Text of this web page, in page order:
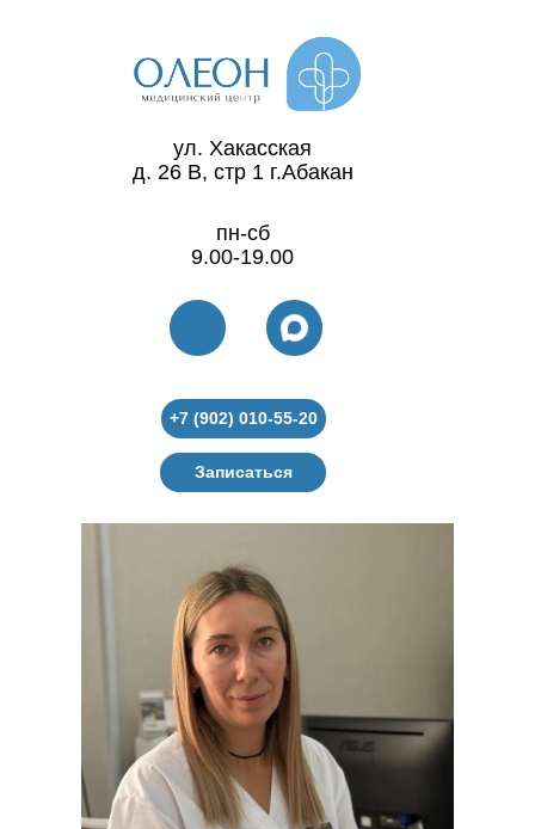
ул. Хакасская
д. 26 В, стр 1 г.Абакан
пн-сб
9.00-19.00
+7 (902) 010-55-20
Записаться